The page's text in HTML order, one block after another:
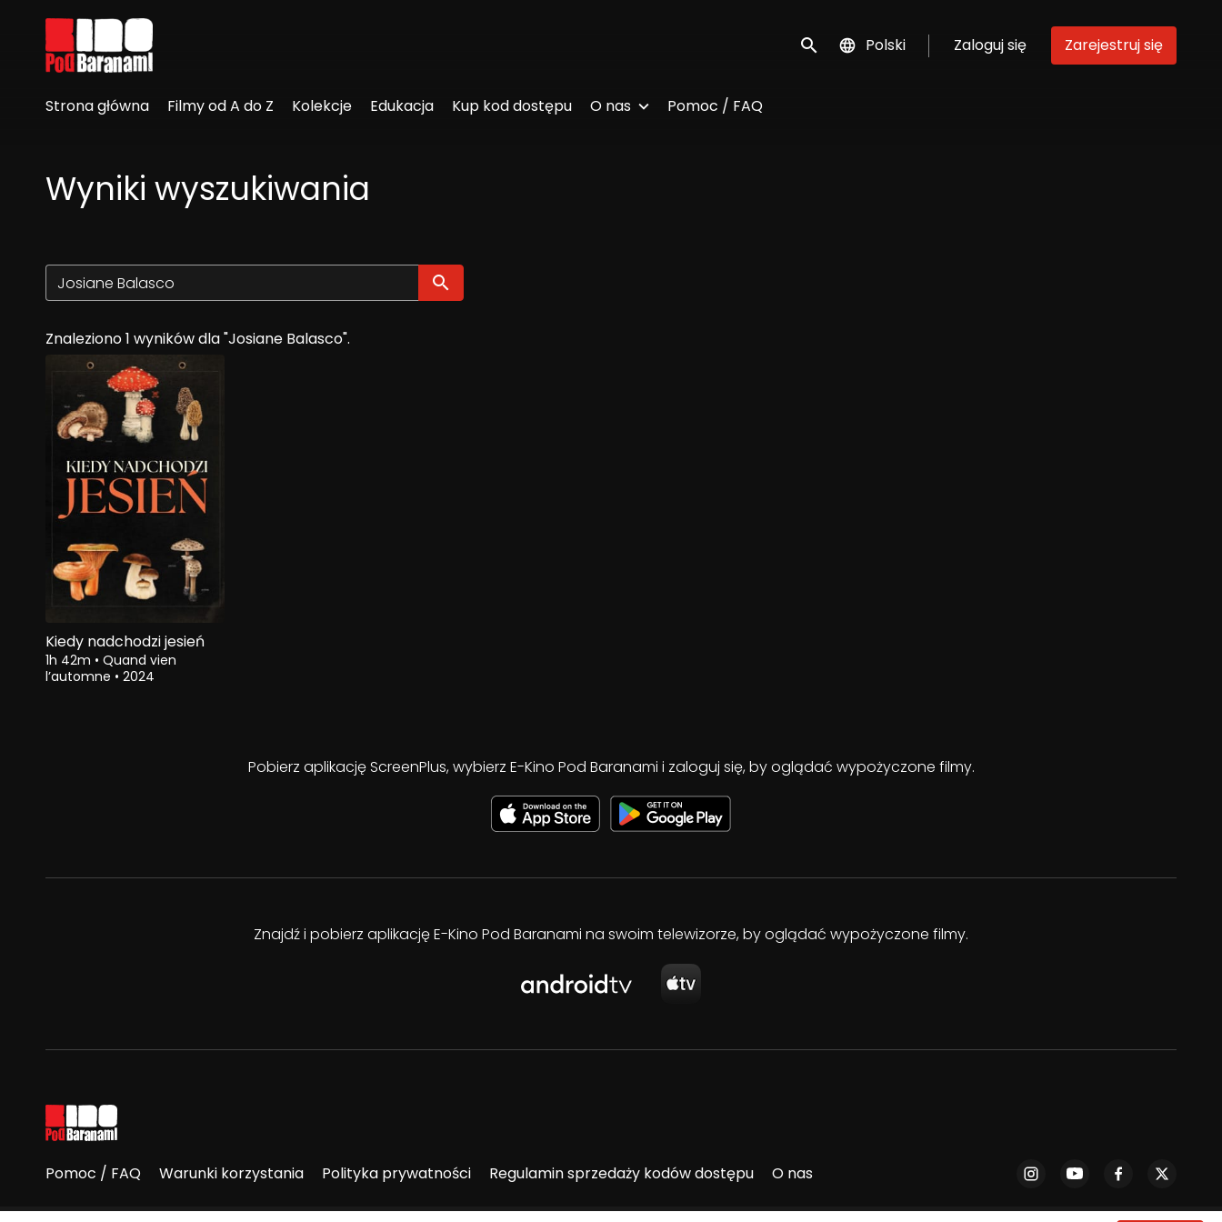
Linki ułatwień dostępu
Wyszukaj Polski Zaloguj się Zarejestruj się
Strona główna Filmy od A do Z Kolekcje Edukacja Kup kod dostępu O nas Pomoc / FAQ
Wyniki wyszukiwania
Wyszukaj
Znaleziono 1 wyników dla "Josiane Balasco".
Kiedy nadchodzi jesień
1h 42m • Quand vien
l’automne • 2024
Pobierz aplikację ScreenPlus, wybierz E-Kino Pod Baranami i zaloguj się, by oglądać wypożyczone filmy.
Znajdź i pobierz aplikację E-Kino Pod Baranami na swoim telewizorze, by oglądać wypożyczone filmy.
Pomoc / FAQ Warunki korzystania Polityka prywatności Regulamin sprzedaży kodów dostępu O nas